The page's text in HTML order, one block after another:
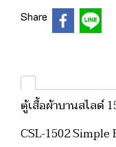
Share
ตู้เสื้อผ้าบานสไลด์
CSL-1502 Simple